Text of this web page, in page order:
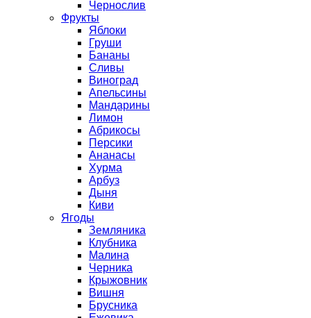
Чернослив
Фрукты
Яблоки
Груши
Бананы
Сливы
Виноград
Апельсины
Мандарины
Лимон
Абрикосы
Персики
Ананасы
Хурма
Арбуз
Дыня
Киви
Ягоды
Земляника
Клубника
Малина
Черника
Крыжовник
Вишня
Брусника